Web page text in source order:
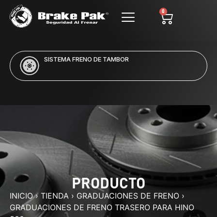
0
SISTEMA FRENO DE TAMBOR
PRODUCTO
INICIO› TIENDA › GRADUACIONES DE FRENO ›
GRADUACIONES DE FRENO TRASERO PARA HINO